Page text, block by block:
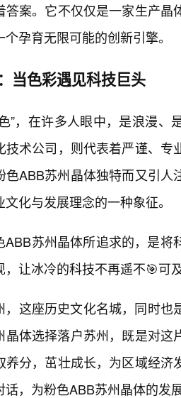
答案。它不仅仅是一家生产
个孕育无限可能的创新引擎。
当色彩遇见科技巨头
”，在许多人眼中，是浪漫
技术公司，则代表着严谨、
色ABB苏州晶体独特而又引
文化与发展理念的一种象征。
ABB苏州晶体所追求的，是将
，让冰冷的科技不再遥不🎯可
，这座历史文化名城，同时
晶体选择落户苏州，既是对
养分，茁壮成长，为区域经
话，为粉色ABB苏州晶体的发